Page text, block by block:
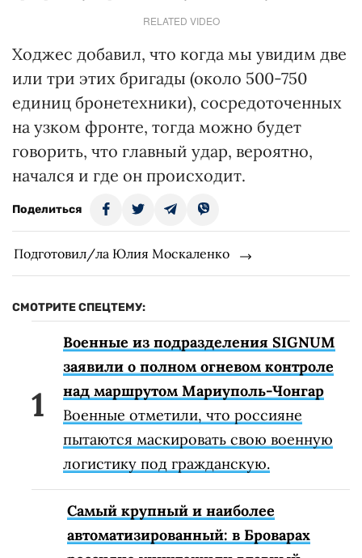
RELATED VIDEO
Ходжес добавил, что когда мы увидим две
или три этих бригады (около 500-750
единиц бронетехники), сосредоточенных
на узком фронте, тогда можно будет
говорить, что главный удар, вероятно,
начался и где он происходит.
Поделиться
Подготовил/ла Юлия Москаленко
СМОТРИТЕ СПЕЦТЕМУ:
Военные из подразделения SIGNUM
заявили о полном огневом контроле
над маршрутом Мариуполь-Чонгар
Военные отметили, что россияне
пытаются маскировать свою военную
логистику под гражданскую.
Самый крупный и наиболее
автоматизированный: в Броварах